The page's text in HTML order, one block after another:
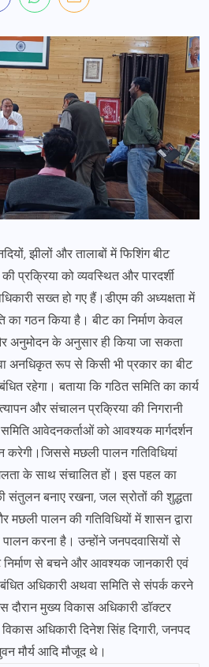
झीलों और तालाबों में फिशिंग बीट
प्रक्रिया को व्यवस्थित और पारदर्शी
सख्त हो गए हैं।डीएम की अध्यक्षता में
का गठन किया है। बीट का निर्माण केवल
अनुमोदन के अनुसार ही किया जा सकता
अनधिकृत रूप से किसी भी प्रकार का बीट
रहेगा। बताया कि गठित समिति का कार्य
और संचालन प्रक्रिया की निगरानी
आवेदनकर्ताओं को आवश्यक मार्गदर्शन
करेगी।जिससे मछली पालन गतिविधियां
के साथ संचालित हों। इस पहल का
संतुलन बनाए रखना, जल स्रोतों की शुद्धता
पालन की गतिविधियों में शासन द्वारा
पालन करना है। उन्होंने जनपदवासियों से
निर्माण से बचने और आवश्यक जानकारी एवं
अधिकारी अथवा समिति से संपर्क करने
मुख्य विकास अधिकारी डॉक्टर
अधिकारी दिनेश सिंह दिगारी, जनपद
मौर्य आदि मौजूद थे।